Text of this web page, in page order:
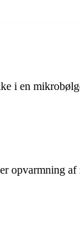
i en
opvarmning af